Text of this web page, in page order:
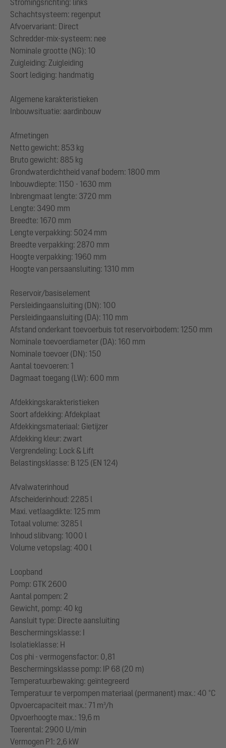
Stromingsrichting: links
Schachtsysteem: regenput
Afvoervariant: Direct
Schredder-mix-systeem: nee
Nominale grootte (NG): 10
Zuigleiding: Zuigleiding
Soort lediging: handmatig
Algemene karakteristieken
Inbouwsituatie: aardinbouw
Afmetingen
Netto gewicht: 853 kg
Bruto gewicht: 885 kg
Grondwaterdichtheid vanaf bodem: 1800 mm
Inbouwdiepte: 1150 - 1630 mm
Inbrengmaat lengte: 3720 mm
Lengte: 3490 mm
Breedte: 1670 mm
Lengte verpakking: 5024 mm
Breedte verpakking: 2870 mm
Hoogte verpakking: 1960 mm
Hoogte van persaansluiting: 1310 mm
Reservoir/basiselement
Persleidingaansluiting (DN): 100
Persleidingaansluiting (DA): 110 mm
Afstand onderkant toevoerbuis tot reservoirbodem: 1250 mm
Nominale toevoerdiameter (DA): 160 mm
Nominale toevoer (DN): 150
Aantal toevoeren: 1
Dagmaat toegang (LW): 600 mm
Afdekkingskarakteristieken
Soort afdekking: Afdekplaat
Afdekkingsmateriaal: Gietijzer
Afdekking kleur: zwart
Vergrendeling: Lock & Lift
Belastingsklasse: B 125 (EN 124)
Afvalwaterinhoud
Afscheiderinhoud: 2285 l
Maxi. vetlaagdikte: 125 mm
Totaal volume: 3285 l
Inhoud slibvang: 1000 l
Volume vetopslag: 400 l
Loopband
Pomp: GTK 2600
Aantal pompen: 2
Gewicht, pomp: 40 kg
Aansluit type: Directe aansluiting
Beschermingsklasse: I
Isolatieklasse: H
Cos phi - vermogensfactor: 0,81
Beschermingsklasse pomp: IP 68 (20 m)
Temperatuurbewaking: geïntegreerd
Temperatuur te verpompen materiaal (permanent) max.: 40 °C
Opvoercapaciteit max.: 71 m³/h
Opvoerhoogte max.: 19,6 m
Toerental: 2900 U/min
Vermogen P1: 2,6 kW